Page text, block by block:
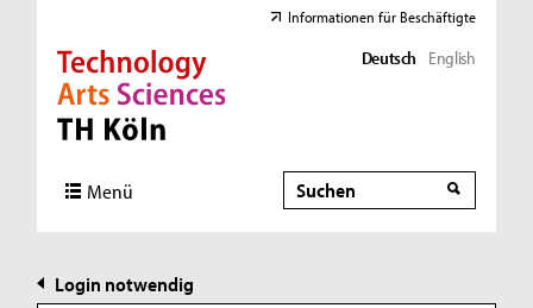
Direkt zur Hauptnavigation
Direkt zur Subnavigation
Direkt zum Inhalt
Direkt zum Fußbereich
Informationen für Beschäftigte
Deutsch English
Menü Suche
Suche
Login notwendig